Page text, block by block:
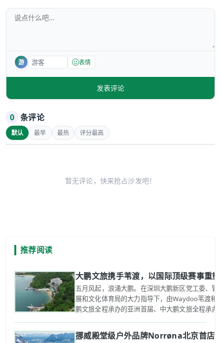
游 表情
发表评论
0 条评论
默认 最早 最热 评分最高
暂无评论，快来抢占沙发吧！
推荐阅读
大鹏文旅携手苇渡，以国际顶级赛事重
五月风起，浪涌大鹏。在深圳大鹏新区党工委、
展和文化体育局的大力指导下，由Waydoo苇渡和
鹏文旅全程承办的亚洲首届、中大鹏文旅全程承
挪威殿堂级户外品牌Norrøna北京首店